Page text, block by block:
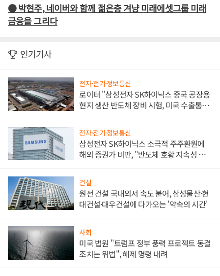
● 박현주, 네이버와 함께 젊은층 겨냥 미래에셋그룹 미래
금융을 그리다
인기기사
전자·전기·정보통신
로이터 "삼성전자 SK하이닉스 중국 공장용
현지 생산 반도체 장비 시험, 미국 수출통제
전자·전기·정보통신
삼성전자 SK하이닉스 소극적 주주환원에
해외 증권가 비판, "반도체 호황 지속성 의
건설
원전 건설 국내외서 속도 붙어, 삼성물산·현
대건설·대우건설에 다가오는 '약속의 시간'
사회
미국 법원 "트럼프 정부 풍력 프로젝트 동결
조치는 위법", 해제 명령 내려